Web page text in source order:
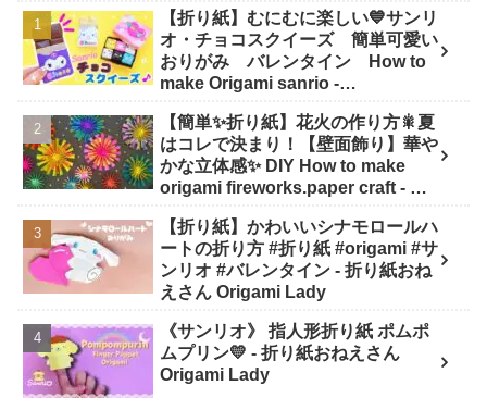
【折り紙】むにむに楽しい💙サンリ
オ・チョコスクイーズ 簡単可愛い
おりがみ バレンタイン How to
make Origami sanrio -
【簡単✨折り紙】花火の作り方🎇夏
はコレで決まり！【壁面飾り】華や
かな立体感✨ DIY How to make
origami fireworks.paper craft - は
【折り紙】かわいいシナモロールハ
ートの折り方 #折り紙 #origami #サ
ンリオ #バレンタイン - 折り紙おね
えさん Origami Lady
《サンリオ》 指人形折り紙 ポムポ
ムプリン💛 - 折り紙おねえさん
Origami Lady